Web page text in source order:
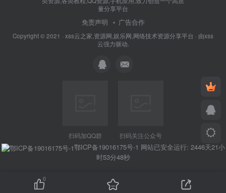
量分享平台
免责声明 广告合作
Copyright © 2021 · xss云之家,资源网,娱乐网,网络技术资源分享平台 · 由xss
云强力驱动.
扫码加QQ群 扫码关注公众号
鄂ICP备19016175号-1 网站已安全运行: 2446天21小
时53分48秒
0